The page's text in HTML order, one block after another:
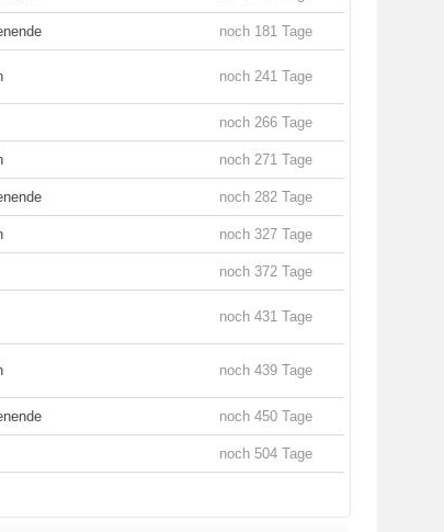
noch 181 Tage
noch 241 Tage
noch 266 Tage
noch 271 Tage
noch 282 Tage
noch 327 Tage
noch 372 Tage
noch 431 Tage
noch 439 Tage
noch 450 Tage
noch 504 Tage